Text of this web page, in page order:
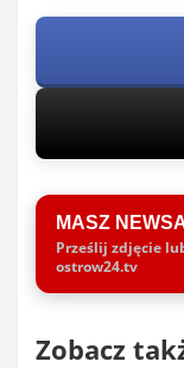
MASZ
Prześlij zdjęcie
ostrow24.tv
Zobacz